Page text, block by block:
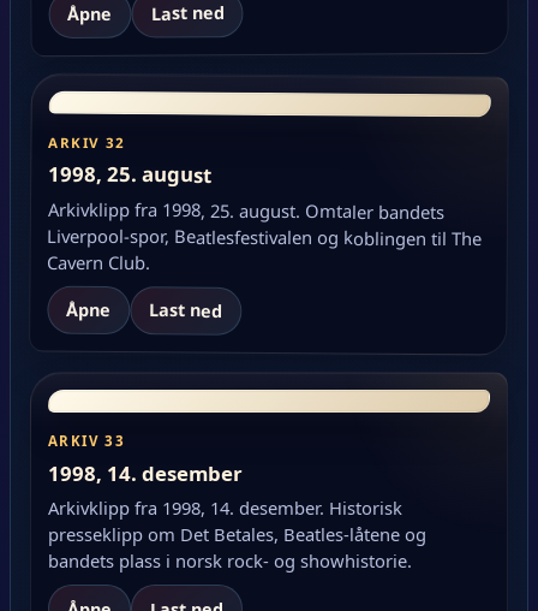
Åpne Last ned
ARKIV 32
1998, 25. august
Arkivklipp fra 1998, 25. august. Omtaler bandets
Liverpool-spor, Beatlesfestivalen og koblingen til The
Cavern Club.
Åpne Last ned
ARKIV 33
1998, 14. desember
Arkivklipp fra 1998, 14. desember. Historisk
presseklipp om Det Betales, Beatles-låtene og
bandets plass i norsk rock- og showhistorie.